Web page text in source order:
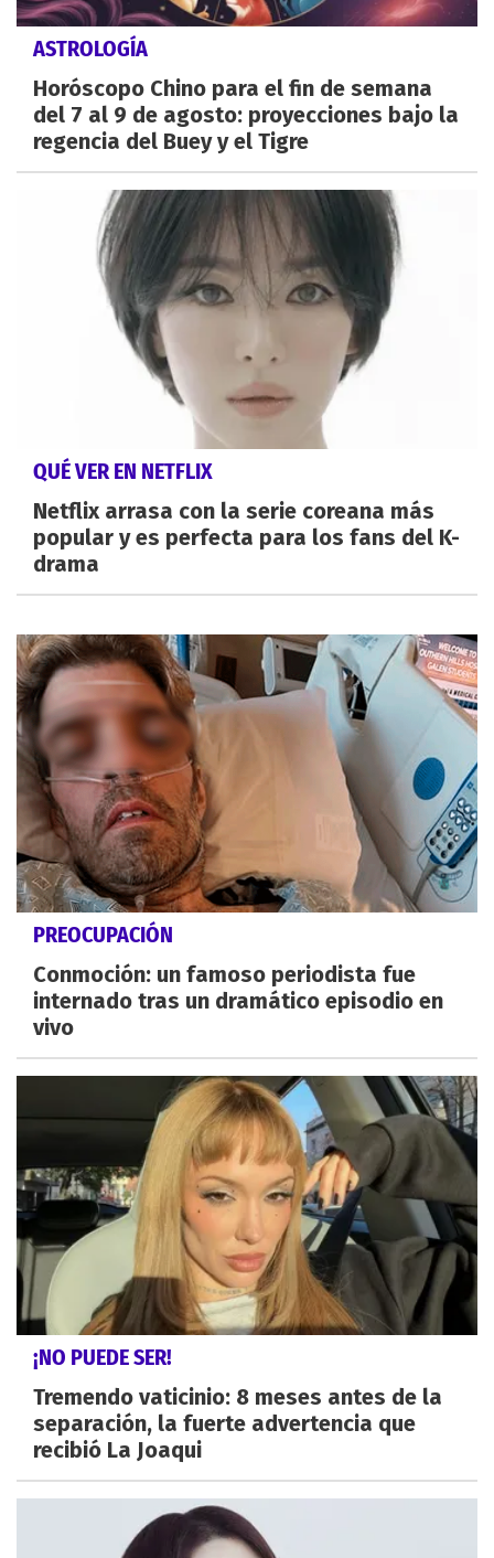
ASTROLOGÍA
Horóscopo Chino para el fin de semana
del 7 al 9 de agosto: proyecciones bajo la
regencia del Buey y el Tigre
QUÉ VER EN NETFLIX
Netflix arrasa con la serie coreana más
popular y es perfecta para los fans del K-
drama
PREOCUPACIÓN
Conmoción: un famoso periodista fue
internado tras un dramático episodio en
vivo
¡NO PUEDE SER!
Tremendo vaticinio: 8 meses antes de la
separación, la fuerte advertencia que
recibió La Joaqui